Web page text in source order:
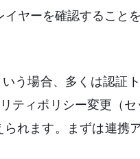
ヤーを確認すること
う場合、多くは認証
ティポリシー変更（
れます。まずは連携